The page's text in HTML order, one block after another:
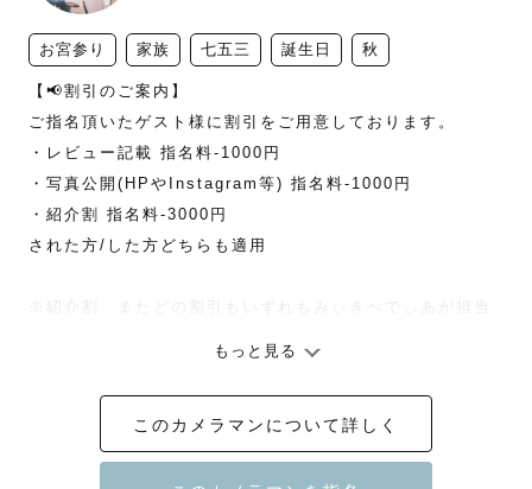
お宮参り 家族 七五三 誕生日 秋
【📢割引のご案内】
ご指名頂いたゲスト様に割引をご用意しております。
・レビュー記載 指名料-1000円
・写真公開(HPやInstagram等) 指名料-1000円
・紹介割 指名料-3000円
された方/した方どちらも適用
※紹介割、またどの割引もいずれもみぃきぺでぃあが担当
※各割引併用可
お申し込み後、ご入金前に必ずご申告ください。
もっと見る
このカメラマンについて詳しく